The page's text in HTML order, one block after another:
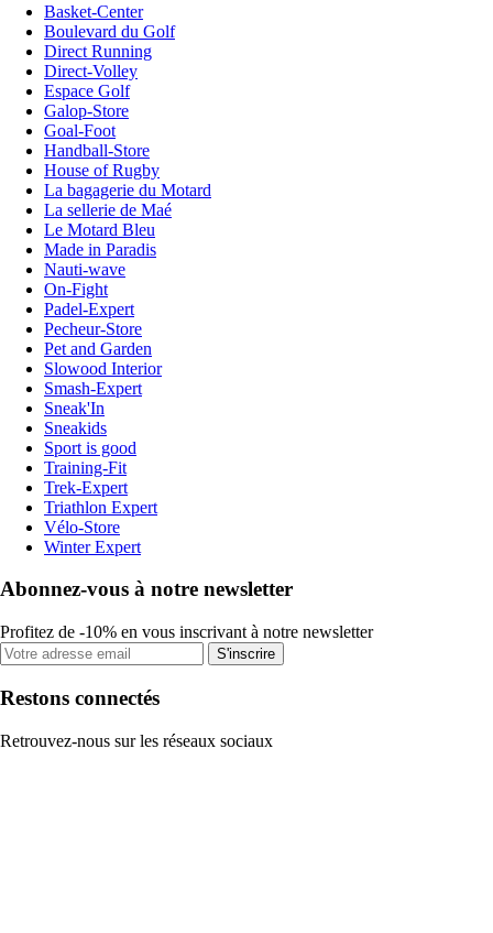
Basket-Center
Boulevard du Golf
Direct Running
Direct-Volley
Espace Golf
Galop-Store
Goal-Foot
Handball-Store
House of Rugby
La bagagerie du Motard
La sellerie de Maé
Le Motard Bleu
Made in Paradis
Nauti-wave
On-Fight
Padel-Expert
Pecheur-Store
Pet and Garden
Slowood Interior
Smash-Expert
Sneak'In
Sneakids
Sport is good
Training-Fit
Trek-Expert
Triathlon Expert
Vélo-Store
Winter Expert
Abonnez-vous à notre newsletter
Profitez de -10% en vous inscrivant à notre newsletter
S'inscrire
Restons connectés
Retrouvez-nous sur les réseaux sociaux